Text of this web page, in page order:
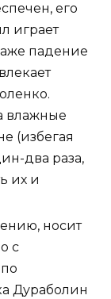
его
играет
падение
влажные
(избегая
два раза,
их и
носит
с
Дураболин